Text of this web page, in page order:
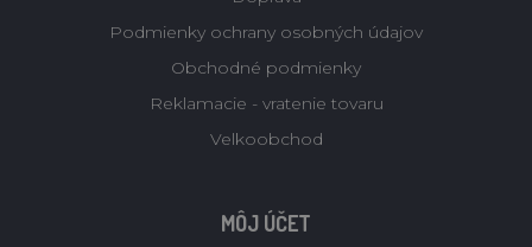
Podmienky ochrany osobných údajov
Obchodné podmienky
Reklamacie - vratenie tovaru
Velkoobchod
MÔJ ÚČET